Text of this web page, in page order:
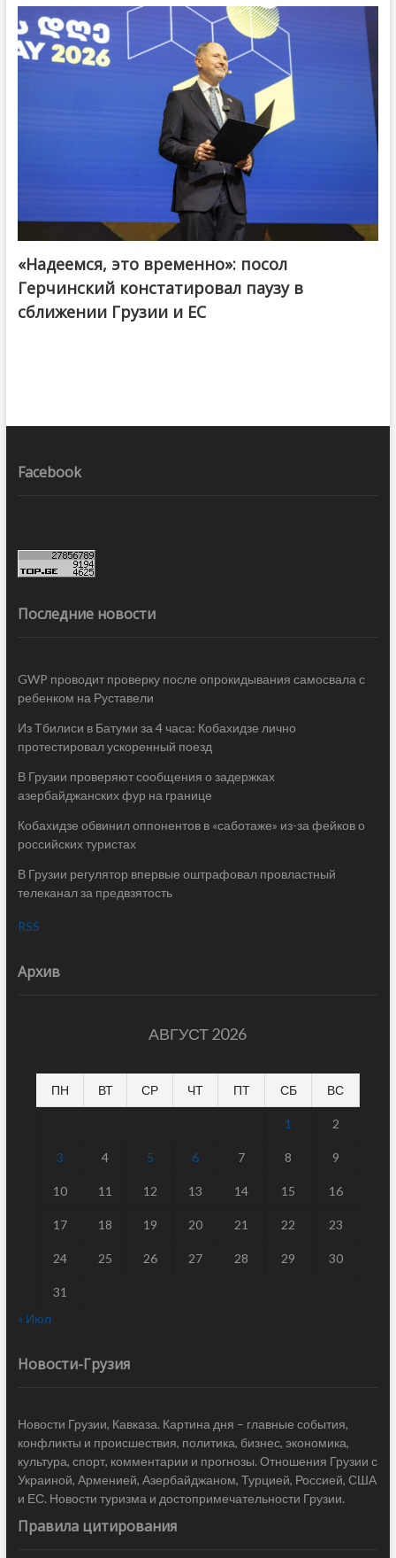
«Надеемся, это временно»: посол
Герчинский констатировал паузу в
сближении Грузии и ЕС
Facebook
Последние новости
GWP проводит проверку после опрокидывания самосвала с
ребенком на Руставели
Из Тбилиси в Батуми за 4 часа: Кобахидзе лично
протестировал ускоренный поезд
В Грузии проверяют сообщения о задержках
азербайджанских фур на границе
Кобахидзе обвинил оппонентов в «саботаже» из-за фейков о
российских туристах
В Грузии регулятор впервые оштрафовал провластный
телеканал за предвзятость
RSS
Архив
АВГУСТ 2026
ПН ВТ СР ЧТ ПТ СБ ВС
1 2
3 4 5 6 7 8 9
10 11 12 13 14 15 16
17 18 19 20 21 22 23
24 25 26 27 28 29 30
31
« Июл
Новости-Грузия
Новости Грузии, Кавказа. Картина дня – главные события,
конфликты и происшествия, политика, бизнес, экономика,
культура, спорт, комментарии и прогнозы. Отношения Грузии с
Украиной, Арменией, Азербайджаном, Турцией, Россией, США
и ЕС. Новости туризма и достопримечательности Грузии.
Правила цитирования